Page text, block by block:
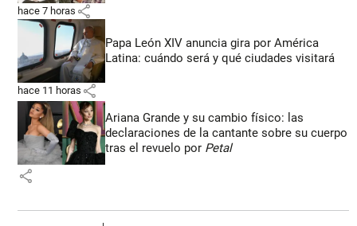
hace 7 horas share
Papa León XIV anuncia gira por América
Latina: cuándo será y qué ciudades visitará
hace 11 horas share
Ariana Grande y su cambio físico: las
declaraciones de la cantante sobre su cuerpo
tras el revuelo por Petal
share